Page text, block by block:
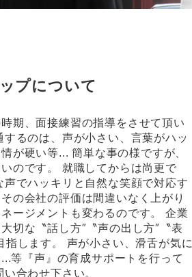
プについて
期、面接練習の指導をさせて頂い
るのは、声が小さい、言葉がハッ
が硬い等... 簡単な事の様ですが、
のです。 就職してからは尚更で
でハッキリと自然な笑顔で対応す
の会社の評価は間違いなく上がり
ージメントも変わるのです。 企業
切な〝話し方″〝声の出し方″〝表
指します。 声が小さい、滑舌が気に
等『声』の育成サポートを行って
合わせ下さい。